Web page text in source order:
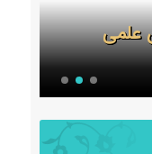
علمی